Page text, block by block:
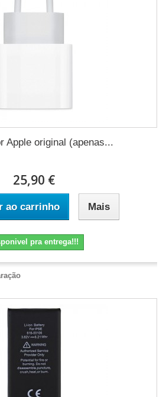
Apple original (apenas...
25,90 €
ao carrinho Mais
pra entrega!!!